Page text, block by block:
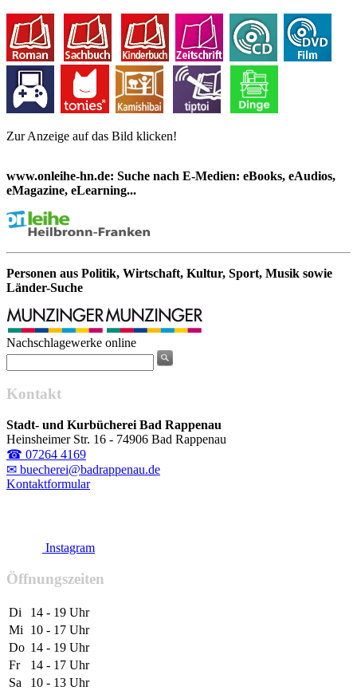
Zur Anzeige auf das Bild klicken!
www.onleihe-hn.de: Suche nach E-Medien: eBooks, eAudios,
eMagazine, eLearning...
Personen aus Politik, Wirtschaft, Kultur, Sport, Musik sowie
Länder-Suche
Nachschlagewerke online
Kontakt
Stadt- und Kurbücherei Bad Rappenau
Heinsheimer Str. 16 - 74906 Bad Rappenau
☎ 07264 4169
✉ buecherei@badrappenau.de
Kontaktformular
Instagram
Öffnungszeiten
Di
14 - 19 Uhr
Mi
10 - 17 Uhr
Do 14 - 19 Uhr
Fr
14 - 17 Uhr
Sa
10 - 13 Uhr